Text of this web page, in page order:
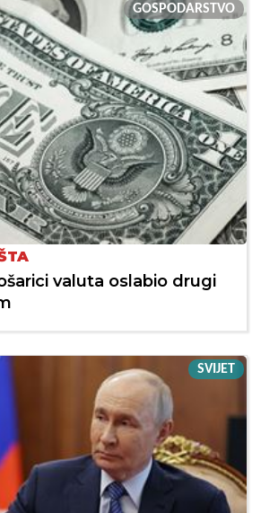
GOSPODARSTVO
valuta oslabio drugi
SVIJET